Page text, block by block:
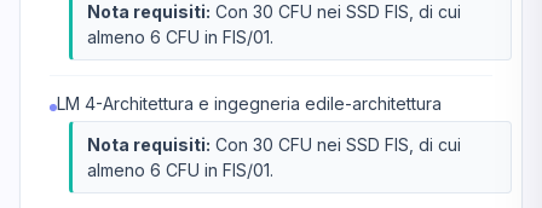
Nota requisiti: Con 30 CFU nei SSD FIS, di cui
almeno 6 CFU in FIS/01.
LM 4-Architettura e ingegneria edile-architettura
Nota requisiti: Con 30 CFU nei SSD FIS, di cui
almeno 6 CFU in FIS/01.